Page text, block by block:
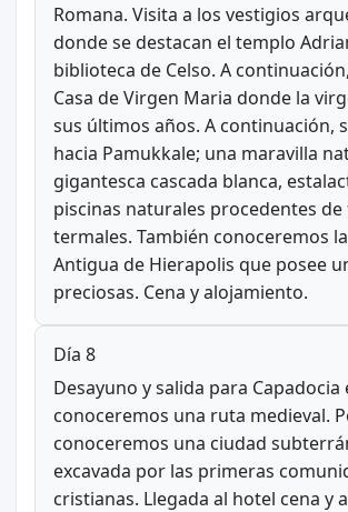
Romana. Visita a los vestigios
donde se destacan el templo
biblioteca de Celso. A
Casa de Virgen Maria donde la
sus últimos años. A continuación,
hacia Pamukkale; una maravilla
gigantesca cascada blanca,
piscinas naturales procedentes
termales. También conoceremos
Antigua de Hierapolis que posee
preciosas. Cena y alojamiento.
Día 8
Desayuno y salida para Capadocia
conoceremos una ruta medieval.
conoceremos una ciudad
excavada por las primeras
cristianas. Llegada al hotel cena y